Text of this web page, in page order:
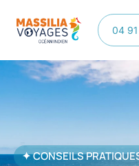
04
✦CONSEILS